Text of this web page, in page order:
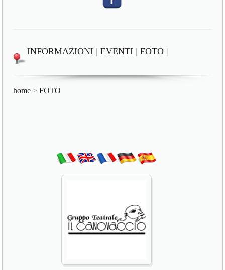
INFORMAZIONI |EVENTI |FOTO |
home >FOTO